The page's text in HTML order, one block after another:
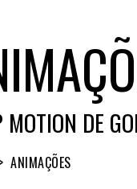
MOTION DE
> ANIMAÇÕES